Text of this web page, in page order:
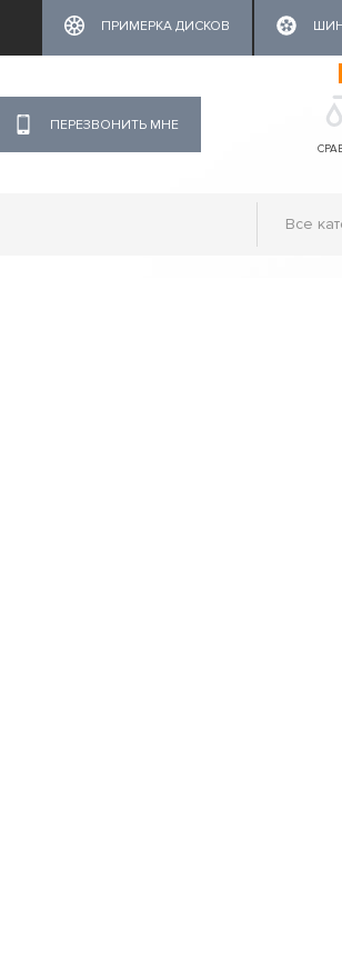
ПРИМЕРКА ДИСКОВ
ПЕРЕЗВОНИТЬ МНЕ